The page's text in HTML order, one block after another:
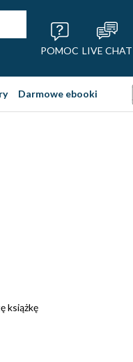
POMOC LIVE CHAT
Darmowe ebooki
książkę